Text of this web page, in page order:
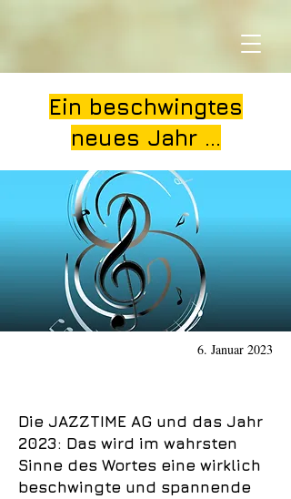
Ein beschwingtes
neues Jahr ...
6. Januar 2023
Die JAZZTIME AG und das Jahr
2023: Das wird im wahrsten
Sinne des Wortes eine wirklich
beschwingte und spannende